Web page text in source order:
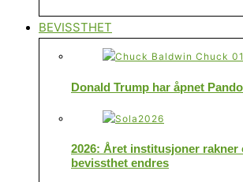
BEVISSTHET
Donald Trump har åpnet
2026: Året institusjoner rakner
bevissthet endres